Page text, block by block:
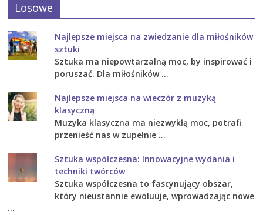
Losowe
Najlepsze miejsca na zwiedzanie dla miłośników
sztuki
Sztuka ma niepowtarzalną moc, by inspirować i
poruszać. Dla miłośników …
Najlepsze miejsca na wieczór z muzyką
klasyczną
Muzyka klasyczna ma niezwykłą moc, potrafi
przenieść nas w zupełnie …
Sztuka współczesna: Innowacyjne wydania i
techniki twórców
Sztuka współczesna to fascynujący obszar,
który nieustannie ewoluuje, wprowadzając nowe
…